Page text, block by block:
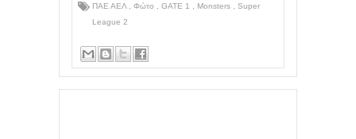
ΠΑΕ ΑΕΛ
Φώτο GATE 1 Monsters
Super
League 2